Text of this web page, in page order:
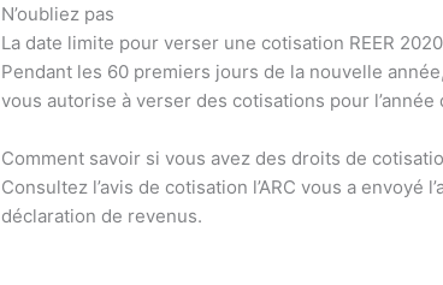
N’oubliez pas
La date limite pour verser une cotisation REER
Pendant les 60 premiers jours de la nouvelle
vous autorise à verser des cotisations pour
Comment savoir si vous avez des droits de
Consultez l’avis de cotisation l’ARC vous a envoyé
déclaration de revenus.